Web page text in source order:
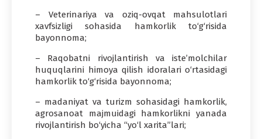
– Veterinariya va oziq-ovqat mahsulotlari
xavfsizligi sohasida hamkorlik to‘g‘risida
bayonnoma;
– Raqobatni rivojlantirish va iste’molchilar
huquqlarini himoya qilish idoralari o‘rtasidagi
hamkorlik to‘g‘risida bayonnoma;
– madaniyat va turizm sohasidagi hamkorlik,
agrosanoat majmuidagi hamkorlikni yanada
rivojlantirish bo‘yicha “yo‘l xarita”lari;